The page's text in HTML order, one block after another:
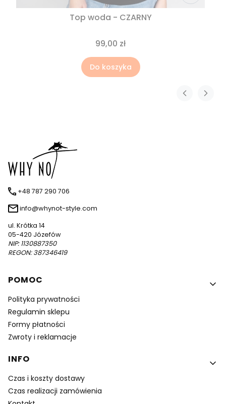
Top woda - CZARNY
99,00 zł
Do koszyka
+48 787 290 706
info@whynot-style.com
ul. Krótka 14
05-420 Józefów
NIP: 1130887350
REGON: 387346419
Linki w stopce
POMOC
Polityka prywatności
Regulamin sklepu
Formy płatności
Zwroty i reklamacje
INFO
Czas i koszty dostawy
Czas realizacji zamówienia